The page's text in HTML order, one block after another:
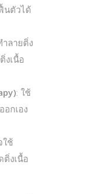
นตัวได้
ำลายติ่ง
งเนื้อ
: ใช้
กเอง
ใช้
งเนื้อ